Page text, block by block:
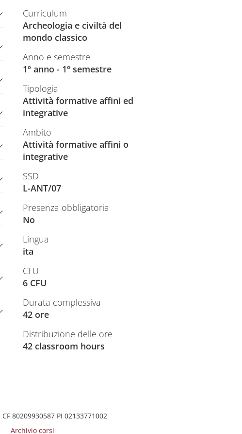
Curriculum
Archeologia e civiltà del
mondo classico
Anno e semestre
1º anno - 1º semestre
Tipologia
Attività formative affini ed
integrative
Ambito
Attività formative affini o
integrative
SSD
L-ANT/07
Presenza obbligatoria
No
Lingua
ita
CFU
6 CFU
Durata complessiva
42 ore
Distribuzione delle ore
42 classroom hours
80209930587 PI 02133771002
Archivio corsi